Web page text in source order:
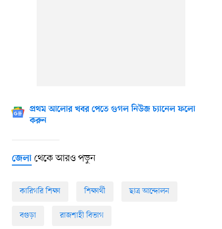
প্রথম আলোর খবর পেতে গুগল নিউজ চ্যানেল ফলো
করুন
জেলাথেকে আরও পড়ুন
কারিগরি শিক্ষা শিক্ষার্থী ছাত্র আন্দোলন
বগুড়া রাজশাহী বিভাগ